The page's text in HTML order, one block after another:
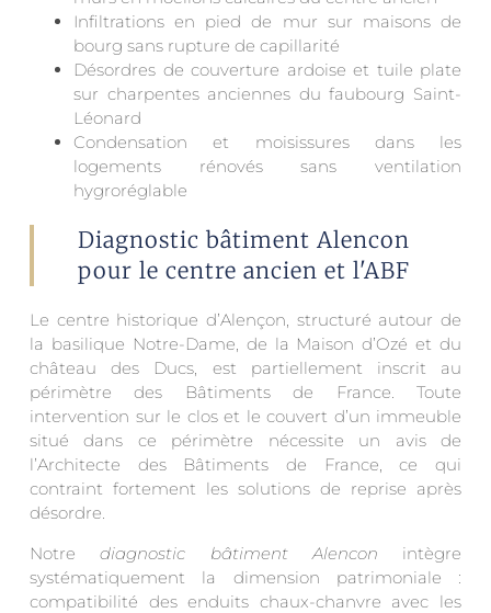
Infiltrations en pied de mur sur maisons de
bourg sans rupture de capillarité
Désordres de couverture ardoise et tuile plate
sur charpentes anciennes du faubourg Saint-
Léonard
Condensation et moisissures dans les
logements rénovés sans ventilation
hygroréglable
Diagnostic bâtiment Alencon
pour le centre ancien et l'ABF
Le centre historique d’Alençon, structuré autour de
la basilique Notre-Dame, de la Maison d’Ozé et du
château des Ducs, est partiellement inscrit au
périmètre des Bâtiments de France. Toute
intervention sur le clos et le couvert d’un immeuble
situé dans ce périmètre nécessite un avis de
l’Architecte des Bâtiments de France, ce qui
contraint fortement les solutions de reprise après
désordre.
Notrediagnostic bâtiment Alencon intègre
systématiquement la dimension patrimoniale :
compatibilité des enduits chaux-chanvre avec les